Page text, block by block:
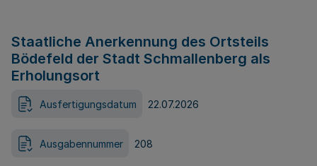
Staatliche Anerkennung des Ortsteils
Bödefeld der Stadt Schmallenberg als
Erholungsort
Ausfertigungsdatum 22.07.2026
Ausgabennummer 208